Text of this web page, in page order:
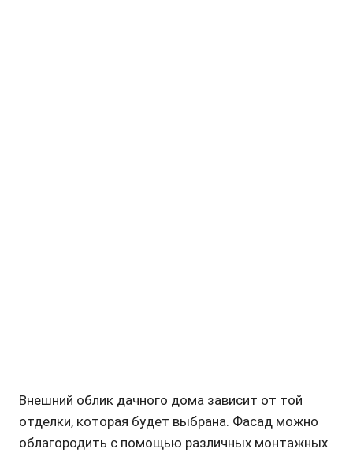
Внешний облик дачного дома зависит от той
отделки, которая будет выбрана. Фасад можно
облагородить с помощью различных монтажных